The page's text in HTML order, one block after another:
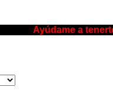
Ayúdame a